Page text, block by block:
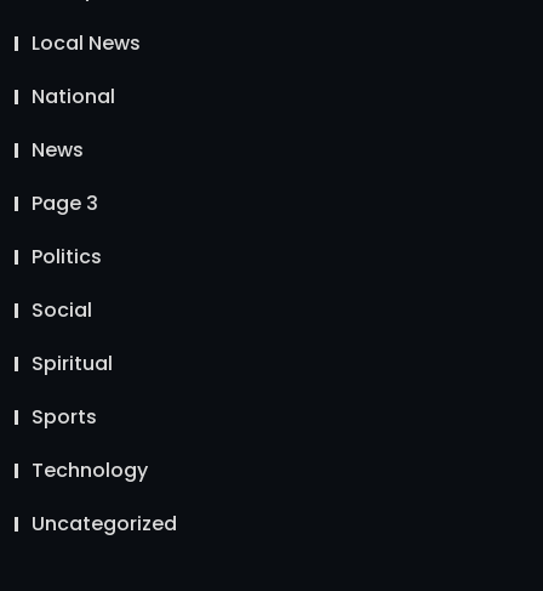
Local News
National
News
Page 3
Politics
Social
Spiritual
Sports
Technology
Uncategorized